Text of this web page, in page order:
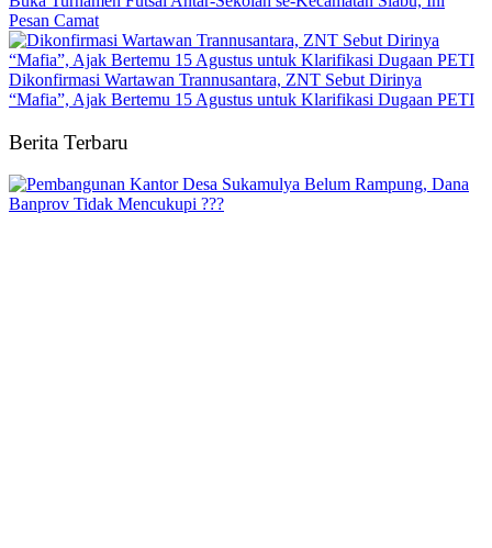
Pesan Camat
Dikonfirmasi Wartawan Trannusantara, ZNT Sebut Dirinya
“Mafia”, Ajak Bertemu 15 Agustus untuk Klarifikasi Dugaan PETI
Berita Terbaru